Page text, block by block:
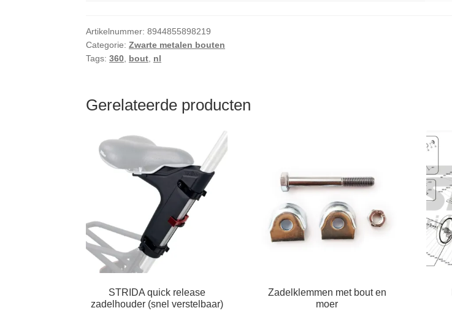
Artikelnummer:8944855898219
Categorie:Zwarte metalen bouten
Tags:360, bout, nl
Gerelateerde producten
STRIDA quick release
zadelhouder (snel verstelbaar)
Zadelklemmen met bout en
moer